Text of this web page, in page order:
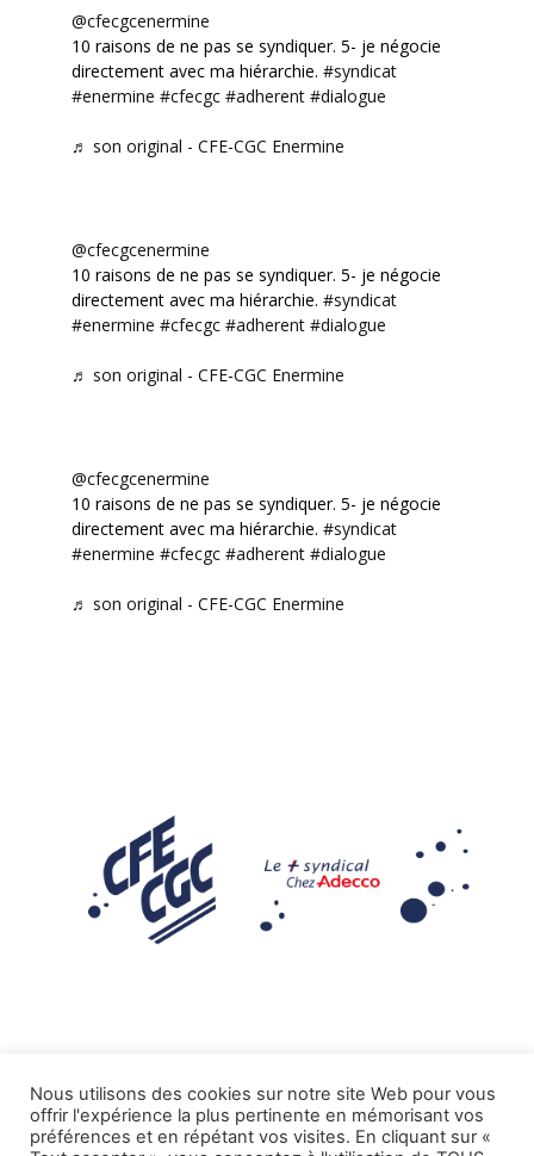
@cfecgcenermine
10 raisons de ne pas se syndiquer. 5- je négocie
directement avec ma hiérarchie. #syndicat
#enermine #cfecgc #adherent #dialogue
♬ son original - CFE-CGC Enermine
@cfecgcenermine
10 raisons de ne pas se syndiquer. 5- je négocie
directement avec ma hiérarchie. #syndicat
#enermine #cfecgc #adherent #dialogue
♬ son original - CFE-CGC Enermine
@cfecgcenermine
10 raisons de ne pas se syndiquer. 5- je négocie
directement avec ma hiérarchie. #syndicat
#enermine #cfecgc #adherent #dialogue
♬ son original - CFE-CGC Enermine
Mentions légales
Nous utilisons des cookies sur notre site Web pour vous
offrir l'expérience la plus pertinente en mémorisant vos
préférences et en répétant vos visites. En cliquant sur «